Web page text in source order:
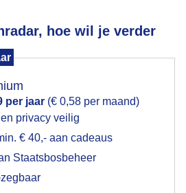
hoe wil je verder
per jaar (€ 0,58 per maand)
privacy veilig
€ 40,- aan cadeaus
Staatsbosbeheer
gebruiken voor het
akkoord op hebt gegeven,
pop-up uit je browser waarin